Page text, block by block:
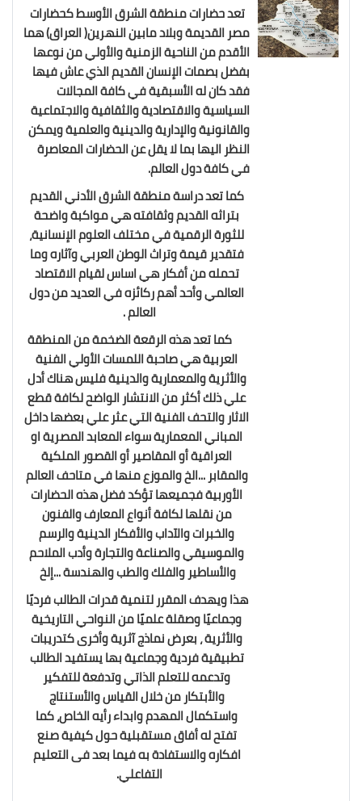
تعد حضارات منطقة الشرق الأوسط كحضارات
مصر القديمة وبلاد مابين النهرين( العراق) هما
الأقدم من الناحية الزمنية والأولي من نوعها
بفضل بصمات الإنسان القديم الذي عاش فيها
فقد كان له الأسبقية في كافة المجالات
السياسية والاقتصادية والثقافية والاجتماعية
والقانونية والإدارية والدينية والعلمية ويمكن
النظر اليها بما لا يقل عن الحضارات المعاصرة
في كافة دول العالم.
كما تعد دراسة منطقة الشرق الأدني القديم
بتراثه القديم وثقافته هي مواكبة واضحة
للثورة الرقمية في مختلف العلوم الإنسانية،
فتقدير قيمة وتراث الوطن العربي وآثاره وما
تحمله من أفكار هي اساس لقيام الاقتصاد
العالمي وأحد أهم ركائزه في العديد من دول
العالم .
كما تعد هذه الرقعة الضخمة من المنطقة
العربية هي صاحبة اللمسات الأولي الفنية
والأثرية والمعمارية والدينية فليس هناك أدل
علي ذلك أكثر من الانتشار الواضح لكافة قطع
الاثار والتحف الفنية التي عثر علي بعضها داخل
المباني المعمارية سواء المعابد المصرية او
العراقية أو المقاصير أو القصور الملكية
والمقابر ...الخ والموزع منها في متاحف العالم
الأوربية فجميعها تؤكد فضل هذه الحضارات
من نقلها لكافة أنواع المعارف والفنون
والخبرات والآداب والأفكار الدينية والرسم
والموسيقي والصناعة والتجارة وأدب الملاحم
والأساطير والفلك والطب والهندسة ...إلخ
هذا ويهدف المقرر لتنمية قدرات الطالب فرديًا
وجماعيًا وصقلة علميًا من النواحي التاريخية
والأثرية ، بعرض نماذج آثرية وأخرى كتدريبات
تطبيقية فردية وجماعية بها يستفيد الطالب
وتدعمه للتعلم الذاتي وتدفعة للتفكير
والأبتكار من خلال القياس والأستنتاج
واستكمال المهدم وابداء رأيه الخاص، كما
تفتح له أفاق مستقبلية حول كيفية صنع
افكاره والاستفادة به فيما بعد فى التعليم
التفاعلي.